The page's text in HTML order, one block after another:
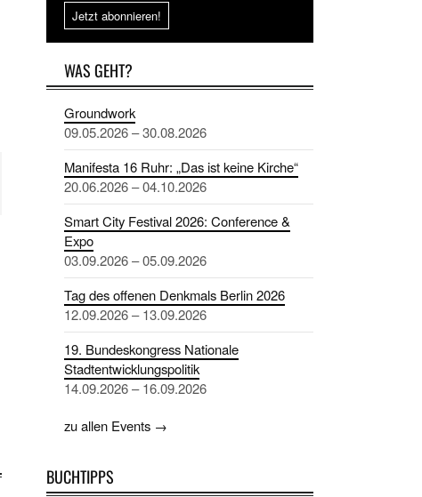
Jetzt abonnieren!
WAS GEHT?
Groundwork
09.05.2026 – 30.08.2026
Manifesta 16 Ruhr: „Das ist keine Kirche“
20.06.2026 – 04.10.2026
Smart City Festival 2026: Conference &
Expo
03.09.2026 – 05.09.2026
Tag des offenen Denkmals Berlin 2026
12.09.2026 – 13.09.2026
19. Bundeskongress Nationale
Stadtentwicklungspolitik
14.09.2026 – 16.09.2026
zu allen Events →
BUCHTIPPS